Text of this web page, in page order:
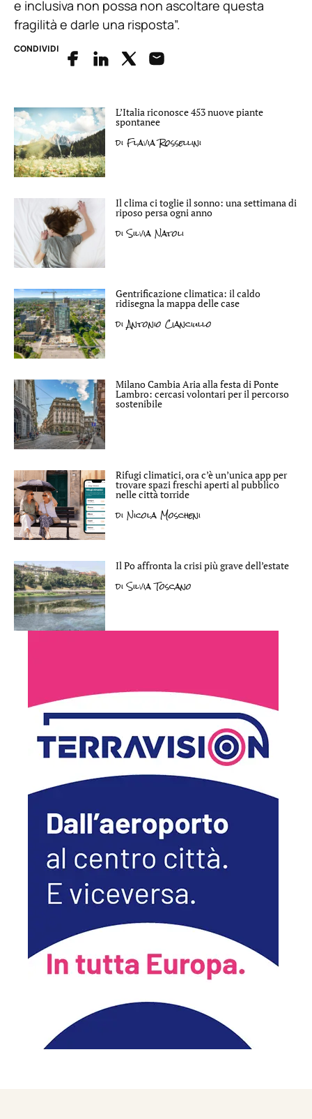
e inclusiva non possa non ascoltare questa
fragilità e darle una risposta”.
CONDIVIDI
L’Italia riconosce 453 nuove piante
spontanee
di Flavia Rossellini
Il clima ci toglie il sonno: una settimana di
riposo persa ogni anno
diSilvia Natoli
Gentrificazione climatica: il caldo
ridisegna la mappa delle case
diAntonio Cianciullo
Milano Cambia Aria alla festa di Ponte
Lambro: cercasi volontari per il percorso
sostenibile
Rifugi climatici, ora c’è un’unica app per
trovare spazi freschi aperti al pubblico
nelle città torride
di Nicola Moscheni
Il Po affronta la crisi più grave dell’estate
diSilvia Toscano